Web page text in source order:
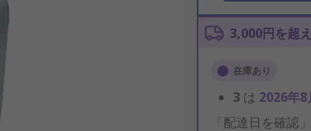
3,000円を超
在庫あり
3 は 2026年8
「配達日を確認